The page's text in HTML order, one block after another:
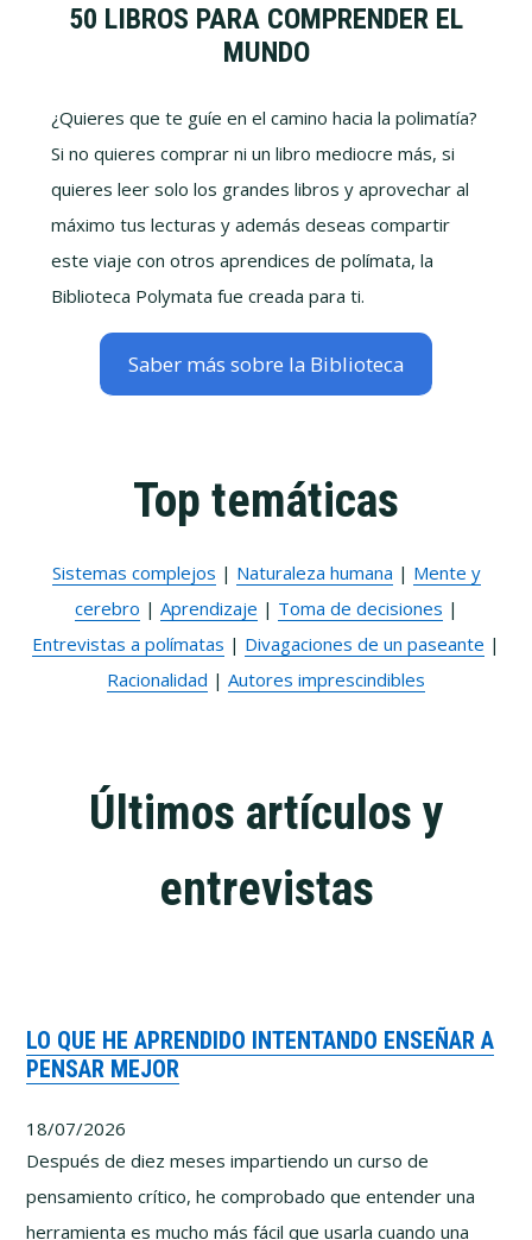
50 LIBROS PARA COMPRENDER EL
MUNDO
¿Quieres que te guíe en el camino hacia la polimatía?
Si no quieres comprar ni un libro mediocre más, si
quieres leer solo los grandes libros y aprovechar al
máximo tus lecturas y además deseas compartir
este viaje con otros aprendices de polímata, la
Biblioteca Polymata fue creada para ti.
Saber más sobre la Biblioteca
Top temáticas
Sistemas complejos | Naturaleza humana | Mente y
cerebro | Aprendizaje | Toma de decisiones |
Entrevistas a polímatas | Divagaciones de un paseante |
Racionalidad | Autores imprescindibles
Últimos artículos y
entrevistas
LO QUE HE APRENDIDO INTENTANDO ENSEÑAR A
PENSAR MEJOR
18/07/2026
Después de diez meses impartiendo un curso de
pensamiento crítico, he comprobado que entender una
herramienta es mucho más fácil que usarla cuando una